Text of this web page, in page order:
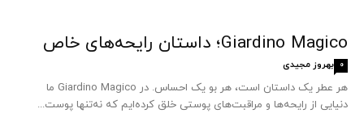
Giardino Magico؛ داستان رایحه‌های خاص
بهروز مجیدی 0
هر عطر یک داستان است، هر بو یک احساس. در Giardino Magico ما
دنیایی از رایحه‌ها و مراقبت‌های پوستی خلق کرده‌ایم که نه‌تنها پوست...